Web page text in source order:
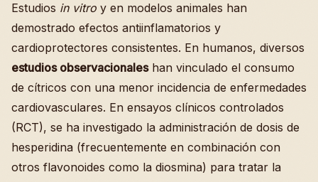
Estudios in vitro y en modelos animales han
demostrado efectos antiinflamatorios y
cardioprotectores consistentes. En humanos, diversos
estudios observacionaleshan vinculado el consumo
de cítricos con una menor incidencia de enfermedades
cardiovasculares. En ensayos clínicos controlados
(RCT), se ha investigado la administración de dosis de
hesperidina (frecuentemente en combinación con
otros flavonoides como la diosmina) para tratar la